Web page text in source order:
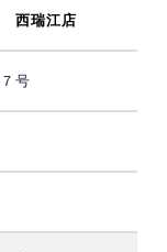
西瑞江店
号